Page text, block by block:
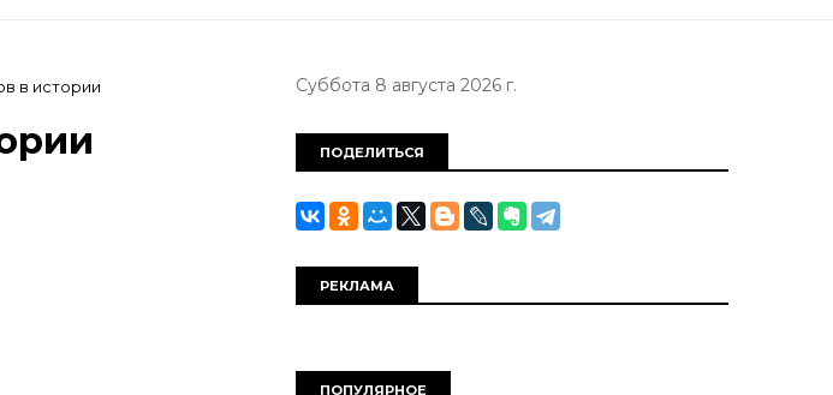
в истории Суббота 8 августа 2026 г.
ПОДЕЛИТЬСЯ
РЕКЛАМА
ПОПУЛЯРНОЕ